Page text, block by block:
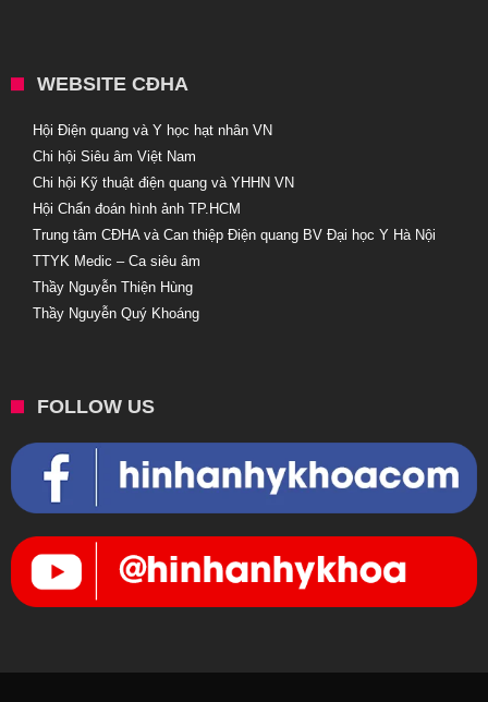
WEBSITE CĐHA
Hội Điện quang và Y học hạt nhân VN
Chi hội Siêu âm Việt Nam
Chi hội Kỹ thuật điện quang và YHHN VN
Hội Chẩn đoán hình ảnh TP.HCM
Trung tâm CĐHA và Can thiệp Điện quang BV Đại học Y Hà Nội
TTYK Medic – Ca siêu âm
Thầy Nguyễn Thiện Hùng
Thầy Nguyễn Quý Khoáng
FOLLOW US